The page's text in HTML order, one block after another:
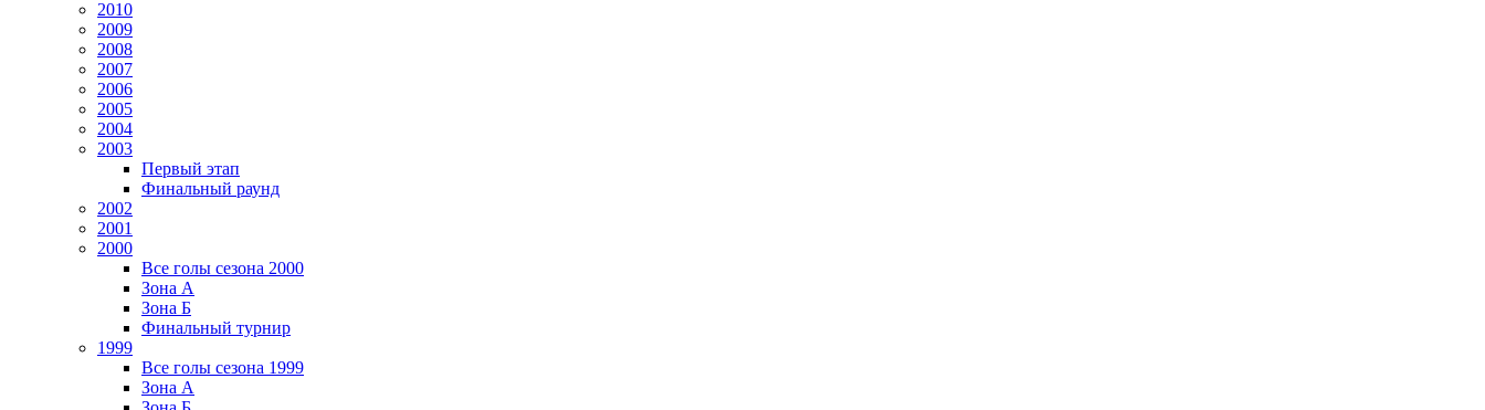
2010
2009
2008
2007
2006
2005
2004
2003
Первый этап
Финальный раунд
2002
2001
2000
Все голы сезона 2000
Зона А
Зона Б
Финальный турнир
1999
Все голы сезона 1999
Зона А